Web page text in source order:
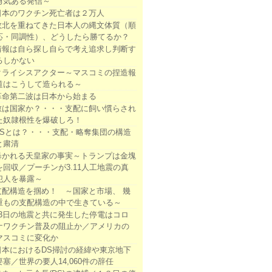
本のワクチン死亡者は２万人
北を重ねてきた日本人の縄文体質（順
・同調性）、どうしたら勝てるか？
報は自ら探し自らで考え追求し判断す
しかない
ライシスアクター～マスコミの捏造報
はこうして造られる～
命第二波は日本から始まる
は国家か？・・・支配に飼い慣らされ
奴隷根性を爆破しろ！
とは？・・・支配・略奪集団の構造
粛清
かれる天皇家の事実～トランプは金塊
回収／プーチンが3.11人工地震の真
人を暴露～
配構造を掴め！ ～国家と市場、 幾
もの支配構造の中で生きている～
日の地震と共に発生した停電はコロ
ワクチン普及の阻止か／アメリカの
スコミに変化か
本におけるDS掃討の経緯や東京地下
塞／世界の要人14,060件の辞任